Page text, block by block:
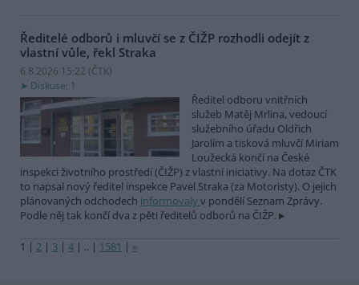
Ředitelé odborů i mluvčí se z ČIŽP rozhodli odejít z
vlastní vůle, řekl Straka
6.8.2026 15:22 (ČTK)
Diskuse: 1
Ředitel odboru vnitřních
služeb Matěj Mrlina, vedoucí
služebního úřadu Oldřich
Jarolím a tisková mluvčí Miriam
Loužecká končí na České
inspekci životního prostředí (ČIŽP) z vlastní iniciativy. Na dotaz ČTK
to napsal nový ředitel inspekce Pavel Straka (za Motoristy). O jejich
plánovaných odchodech informovaly v pondělí Seznam Zprávy.
Podle něj tak končí dva z pěti ředitelů odborů na ČIŽP.
1 | 2 | 3 | 4 | .. | 1581 | »